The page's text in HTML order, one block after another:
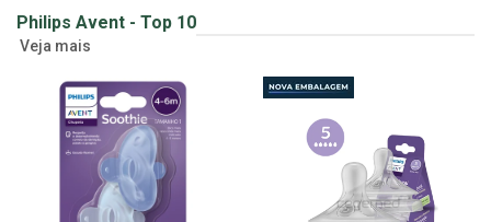
Philips Avent - Top 10
Veja mais